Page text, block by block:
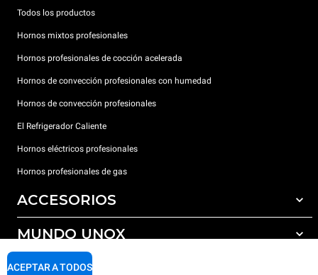
Todos los productos
Hornos mixtos profesionales
Hornos profesionales de cocción acelerada
Hornos de convección profesionales con humedad
Hornos de convección profesionales
El Refrigerador Caliente
Hornos eléctricos profesionales
Hornos profesionales de gas
ACCESORIOS
Todos los accesorios
Detergentes para lavado automático
MUNDO UNOX
Nuestras sedes en el mundo
SOPORTE
ACEPTAR A TODOS